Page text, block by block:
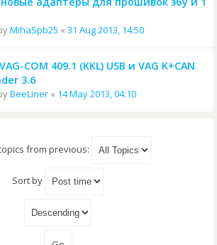
MihaSpb25 « 31 Aug 2013, 14:50
COM 409.1 (KKL) USB и VAG K+CAN
3.6
BeeLiner « 14 May 2013, 04:10
from previous:
Sort by